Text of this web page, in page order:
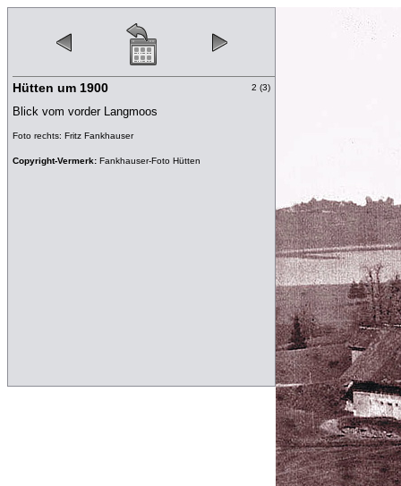
Hütten um 1900
Blick vom vorder Langmoos
Foto rechts: Fritz Fankhauser
Copyright-Vermerk: Fankhauser-Foto Hütten
2 (3)